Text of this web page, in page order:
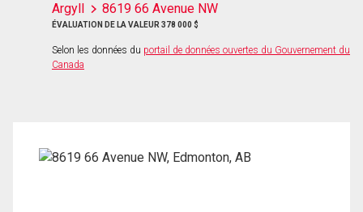
Argyll
8619 66 Avenue NW
ÉVALUATION DE LA VALEUR 378 000 $
Selon les données du portail de données ouvertes du Gouvernement du
Canada